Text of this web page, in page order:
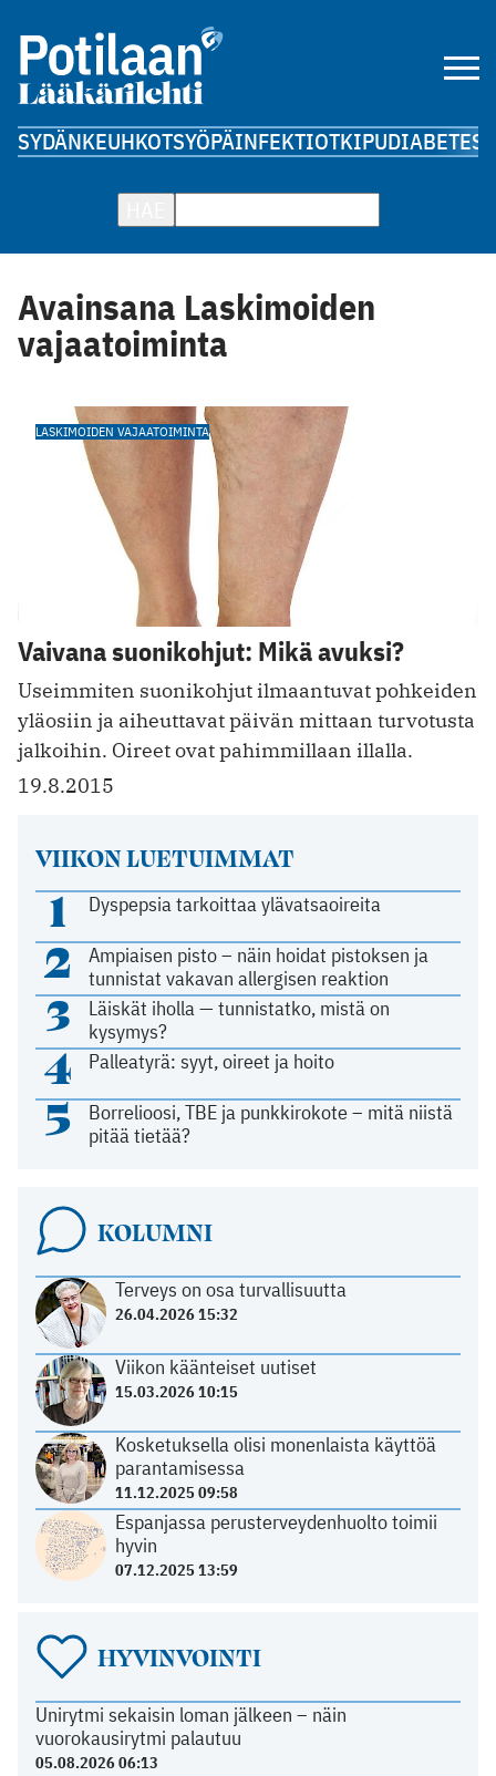
SYDÄNKEUHKOTSYÖPÄINFEKTIOTKIPUDIABETES
Avainsana Laskimoiden
vajaatoiminta
LASKIMOIDEN VAJAATOIMINTA
Vaivana suonikohjut: Mikä avuksi?
Useimmiten suonikohjut ilmaantuvat pohkeiden
yläosiin ja aiheuttavat päivän mittaan turvotusta
jalkoihin. Oireet ovat pahimmillaan illalla.
19.8.2015
VIIKON LUETUIMMAT
1 Dyspepsia tarkoittaa ylävatsaoireita
2
Ampiaisen pisto – näin hoidat pistoksen ja
tunnistat vakavan allergisen reaktion
3
Läiskät iholla — tunnistatko, mistä on
kysymys?
4 Palleatyrä: syyt, oireet ja hoito
5
Borrelioosi, TBE ja punkkirokote – mitä niistä
pitää tietää?
KOLUMNI
Terveys on osa turvallisuutta
26.04.2026 15:32
Viikon käänteiset uutiset
15.03.2026 10:15
Kosketuksella olisi monenlaista käyttöä
parantamisessa
11.12.2025 09:58
Espanjassa perusterveydenhuolto toimii
hyvin
07.12.2025 13:59
HYVINVOINTI
Unirytmi sekaisin loman jälkeen – näin
vuorokausirytmi palautuu
05.08.2026 06:13